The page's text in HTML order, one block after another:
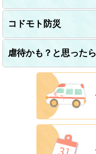
コドモト防災
虐待かも？と思ったら